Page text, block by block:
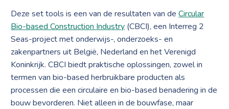
Deze set tools is een van de resultaten van deCircular
Bio-based Construction Industry (CBCI), een Interreg 2
Seas-project met onderwijs-, onderzoeks- en
zakenpartners uit België, Nederland en het Verenigd
Koninkrijk. CBCI biedt praktische oplossingen, zowel in
termen van bio-based herbruikbare producten als
processen die een circulaire en bio-based benadering in de
bouw bevorderen. Niet alleen in de bouwfase, maar